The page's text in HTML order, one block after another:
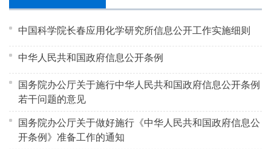
中国科学院长春应用化学研究所信息公开工作实施细则
中华人民共和国政府信息公开条例
国务院办公厅关于施行中华人民共和国政府信息公开条例
若干问题的意见
国务院办公厅关于做好施行《中华人民共和国政府信息公
开条例》准备工作的通知